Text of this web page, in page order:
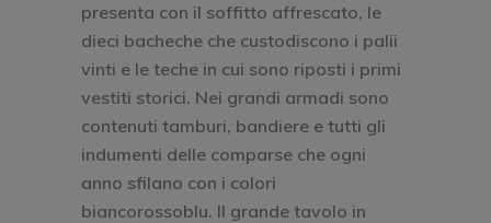
presenta con il soffitto affrescato, le
dieci bacheche che custodiscono i palii
vinti e le teche in cui sono riposti i primi
vestiti storici. Nei grandi armadi sono
contenuti tamburi, bandiere e tutti gli
indumenti delle comparse che ogni
anno sfilano con i colori
biancorossoblu. Il grande tavolo in